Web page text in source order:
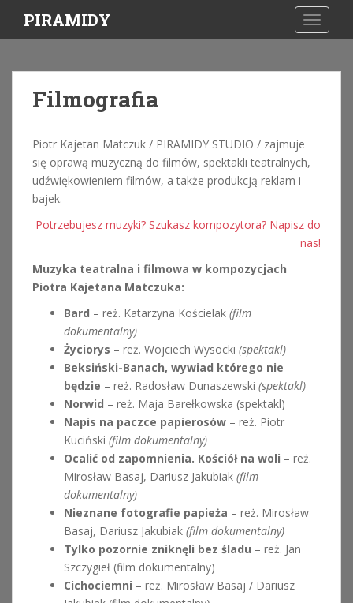
i
PIRAMIDY
Filmografia
Piotr Kajetan Matczuk / PIRAMIDY STUDIO / zajmuje
się oprawą muzyczną do filmów, spektakli teatralnych,
udźwiękowieniem filmów, a także produkcją reklam i
bajek.
Potrzebujesz muzyki? Szukasz kompozytora? Napisz do
nas!
Muzyka teatralna i filmowa w kompozycjach
Piotra Kajetana Matczuka:
Bard – reż. Katarzyna Kościelak (film
dokumentalny)
Życiorys – reż. Wojciech Wysocki (spektakl)
Beksiński-Banach, wywiad którego nie
będzie – reż. Radosław Dunaszewski (spektakl)
Norwid – reż. Maja Barełkowska (spektakl)
Napis na paczce papierosów – reż. Piotr
Kuciński (film dokumentalny)
Ocalić od zapomnienia. Kościół na woli – reż.
Mirosław Basaj, Dariusz Jakubiak (film
dokumentalny)
Nieznane fotografie papieża – reż. Mirosław
Basaj, Dariusz Jakubiak (film dokumentalny)
Tylko pozornie zniknęli bez śladu – reż. Jan
Szczygieł (film dokumentalny)
Cichociemni – reż. Mirosław Basaj / Dariusz